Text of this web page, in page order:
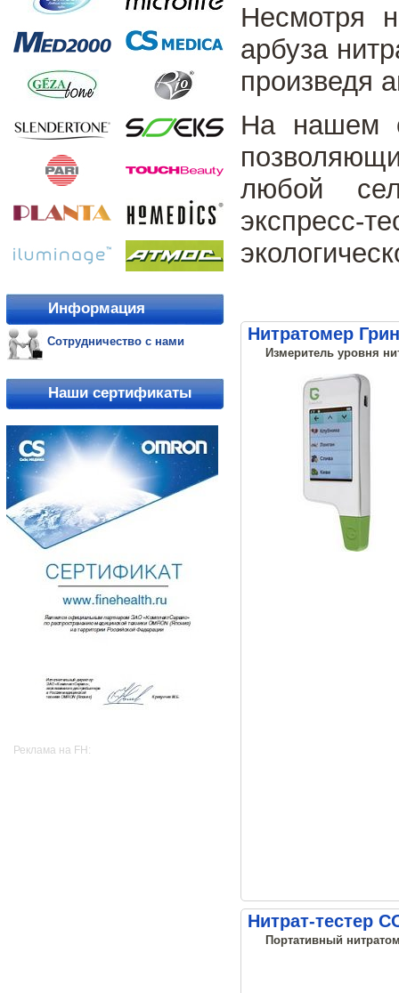
Информация
Сотрудничество с нами
Наши сертификаты
Реклама на FH:
Несмотря
арбуза
произведя
На нашем
любой
Нитратомер
Измеритель уровня
Нитрат-тестер
Портативный